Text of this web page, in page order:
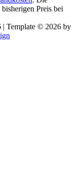
Preis bei
Template © 2026 by